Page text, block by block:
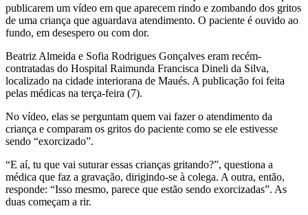
publicarem um vídeo em que aparecem rindo e zombando dos gritos
de uma criança que aguardava atendimento. O paciente é ouvido ao
fundo, em desespero ou com dor.
Beatriz Almeida e Sofia Rodrigues Gonçalves eram recém-
contratadas do Hospital Raimunda Francisca Dineli da Silva,
localizado na cidade interiorana de Maués. A publicação foi feita
pelas médicas na terça-feira (7).
No vídeo, elas se perguntam quem vai fazer o atendimento da
criança e comparam os gritos do paciente como se ele estivesse
sendo “exorcizado”.
“E aí, tu que vai suturar essas crianças gritando?”, questiona a
médica que faz a gravação, dirigindo-se à colega. A outra, então,
responde: “Isso mesmo, parece que estão sendo exorcizadas”. As
duas começam a rir.